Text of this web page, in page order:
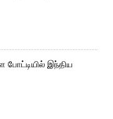
போட்டியில் இந்திய